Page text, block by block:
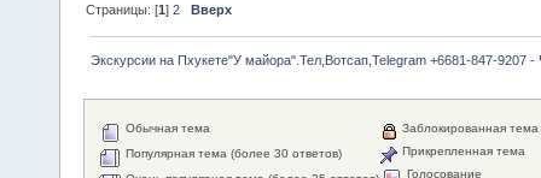
Страницы: [1]2 Вверх
Экскурсии на Пхукете"У майора".Тел,Вотсап,Telegram +6681-847-9207 -
Обычная тема
Популярная тема (более 30 ответов)
Заблокированная тема
Прикрепленная тема
Голосование